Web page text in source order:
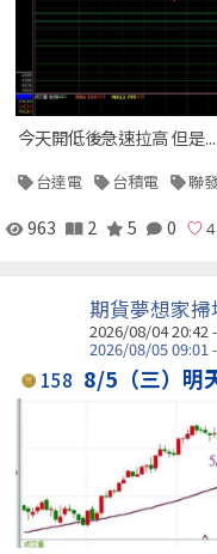
今天開低後急速拉高 但是
台達電 台積電 聯
963 2 5 0
期貨夢想家掃
2026/08/04 20:42
2026/08/05 09:01
158 8/5（三）明